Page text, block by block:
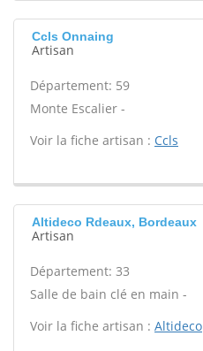
Ccls Onnaing
Artisan
Département: 59
Monte Escalier -
Voir la fiche artisan : Ccls
Altideco Rdeaux, Bordeaux
Artisan
Département: 33
Salle de bain clé en main -
Voir la fiche artisan : Altideco